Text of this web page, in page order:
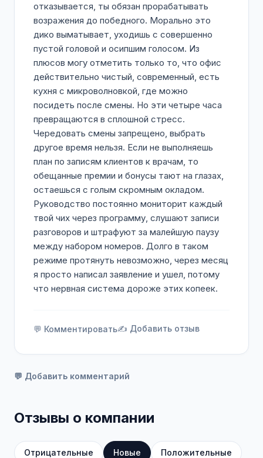
отказывается, ты обязан прорабатывать
возражения до победного. Морально это
дико выматывает, уходишь с совершенно
пустой головой и осипшим голосом. Из
плюсов могу отметить только то, что офис
действительно чистый, современный, есть
кухня с микроволновкой, где можно
посидеть после смены. Но эти четыре часа
превращаются в сплошной стресс.
Чередовать смены запрещено, выбрать
другое время нельзя. Если не выполняешь
план по записям клиентов к врачам, то
обещанные премии и бонусы тают на глазах,
остаешься с голым скромным окладом.
Руководство постоянно мониторит каждый
твой чих через программу, слушают записи
разговоров и штрафуют за малейшую паузу
между набором номеров. Долго в таком
режиме протянуть невозможно, через месяц
я просто написал заявление и ушел, потому
что нервная система дороже этих копеек.
💬 Комментировать✍️ Добавить отзыв
💬 Добавить комментарий
Отзывы о компании
Отрицательные Новые Положительные